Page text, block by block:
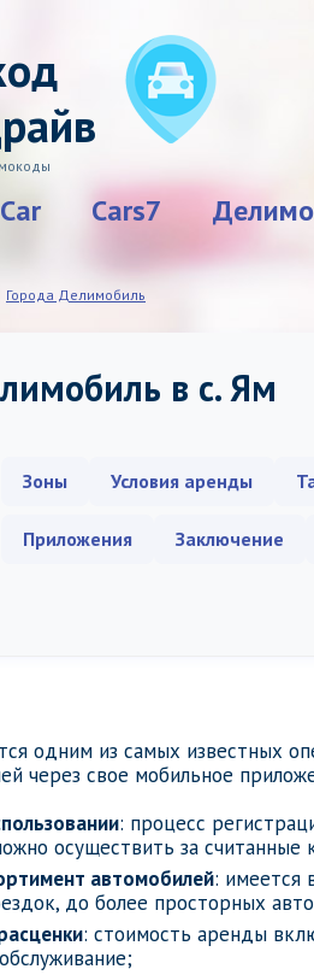
Cars7
Города Делимобиль
в с. Ям
Зоны Условия аренды
Приложения Заключение
одним из самых известных
через свое мобильное
: процесс
осуществить за считанные
автомобилей: имеется
до более просторных
: стоимость аренды